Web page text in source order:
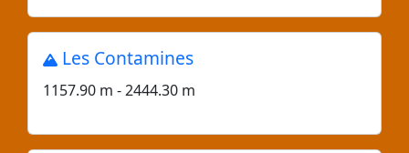
Les Contamines
1157.90 m - 2444.30 m